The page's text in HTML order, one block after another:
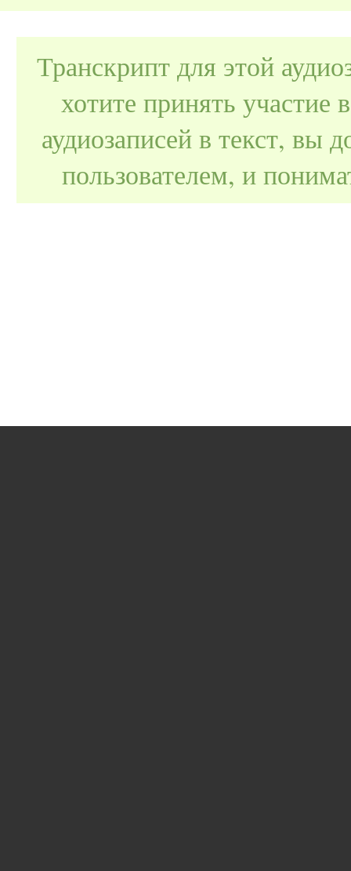
Транскрипт для этой
хотите принять
аудиозаписей в текст, вы
пользователем, и